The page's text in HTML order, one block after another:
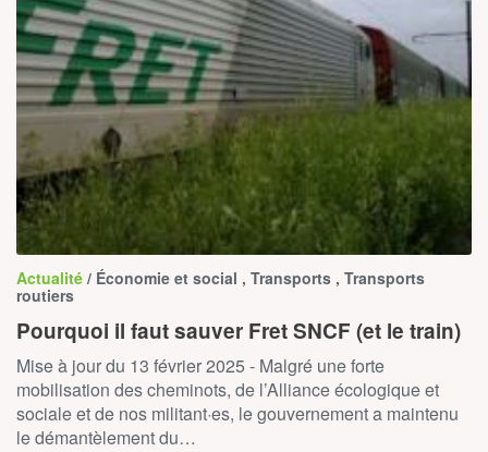
Actualité / Économie et social , Transports , Transports
routiers
Pourquoi il faut sauver Fret SNCF (et le train)
Mise à jour du 13 février 2025 - Malgré une forte
mobilisation des cheminots, de l’Alliance écologique et
sociale et de nos militant·es, le gouvernement a maintenu
le démantèlement du…